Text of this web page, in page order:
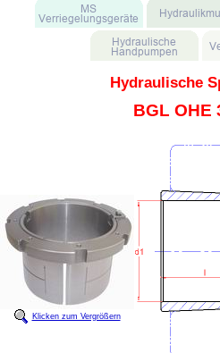
Hydraulische
BGL OHE
Klicken zum Vergrößern